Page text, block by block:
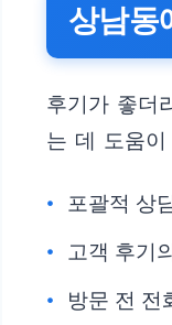
상남동
후기가 좋더
는 데 도움
포괄적 상
고객 후기
방문 전 전